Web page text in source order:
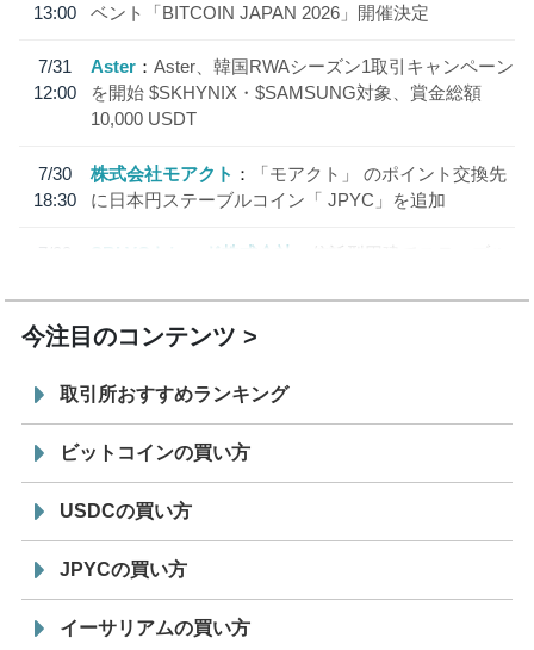
13:00
ベント「BITCOIN JAPAN 2026」開催決定
7/31
12:00
Aster
Aster、韓国RWAシーズン1取引キャンペーン
を開始 $SKHYNIX・$SAMSUNG対象、賞金総額
10,000 USDT
7/30
18:30
株式会社モアクト
「モアクト」 のポイント交換先
に日本円ステーブルコイン「 JPYC」を追加
7/29
SBI VCトレード株式会社
信託型円建てステーブル
今注目のコンテンツ
取引所おすすめランキング
ビットコインの買い方
USDCの買い方
JPYCの買い方
イーサリアムの買い方